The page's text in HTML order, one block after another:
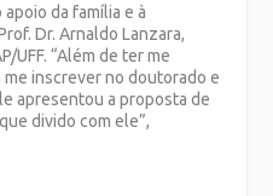
da família e à
Dr. Arnaldo Lanzara,
UFF. “Além de ter me
inscrever no doutorado e
apresentou a proposta de
divido com ele”,